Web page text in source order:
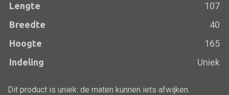
Chaise longues
Poef
Alle lampen
Lengte 107
Breedte 40
Hoogte 165
Indeling Uniek
Dit product is uniek: de maten kunnen iets afwijken.